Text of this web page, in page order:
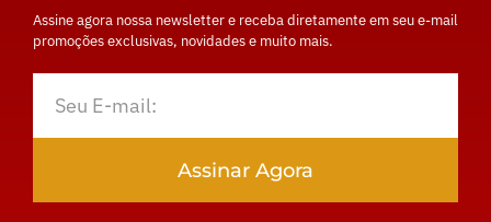
Assine agora nossa newsletter e receba diretamente em seu e-mail
promoções exclusivas, novidades e muito mais.
Assinar Agora